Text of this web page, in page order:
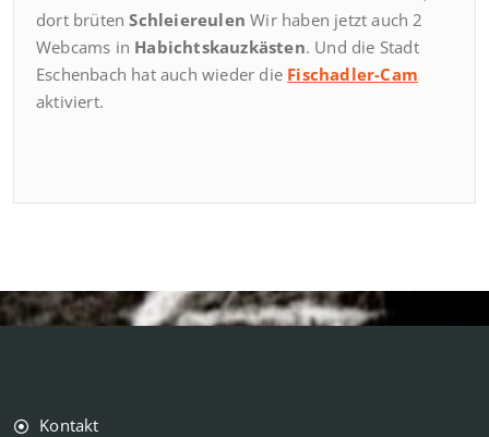
dort brütenSchleiereulen Wir haben jetzt auch 2
Webcams in Habichtskauzkästen. Und die Stadt
Eschenbach hat auch wieder die Fischadler-Cam
aktiviert.
Kontakt